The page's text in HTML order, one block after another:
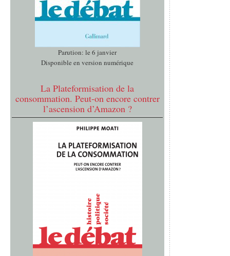
Parution: le 6 janvier
Disponible en version numérique
La Plateformisation de la
consommation. Peut-on encore contrer
l’ascension d’Amazon ?